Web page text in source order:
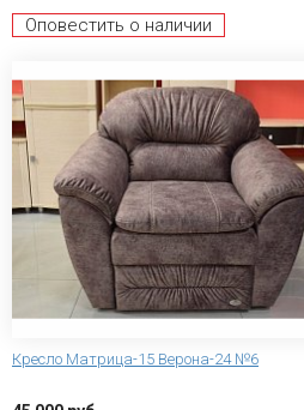
Оповестить о наличии
Кресло Матрица-15 Верона-24 №6